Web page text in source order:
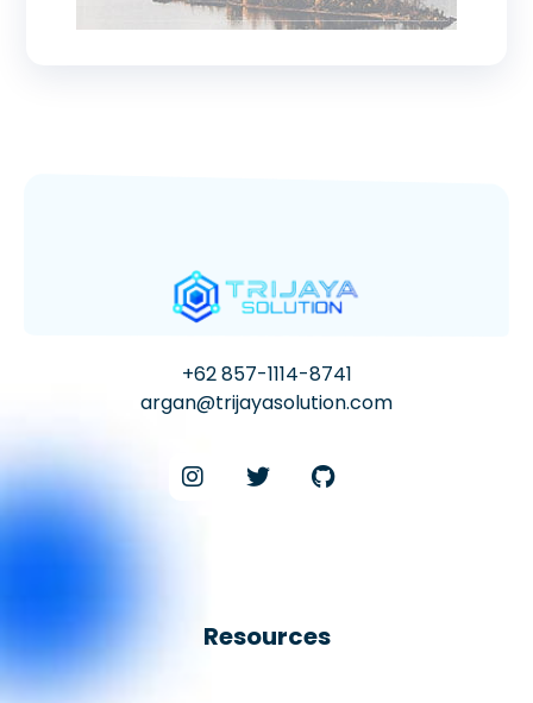
+62 857-1114-8741
argan@trijayasolution.com
Resources